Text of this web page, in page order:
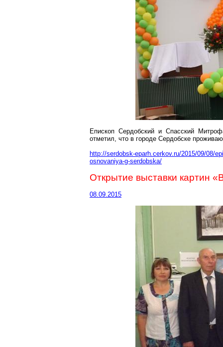
Епископ Сердобский и Спасский
отметил, что в городе Сердобске
http://serdobsk-eparh.cerkov.ru/2015/09/08/
osnovaniya-g-serdobska/
Открытие выставки картин
08.09.2015